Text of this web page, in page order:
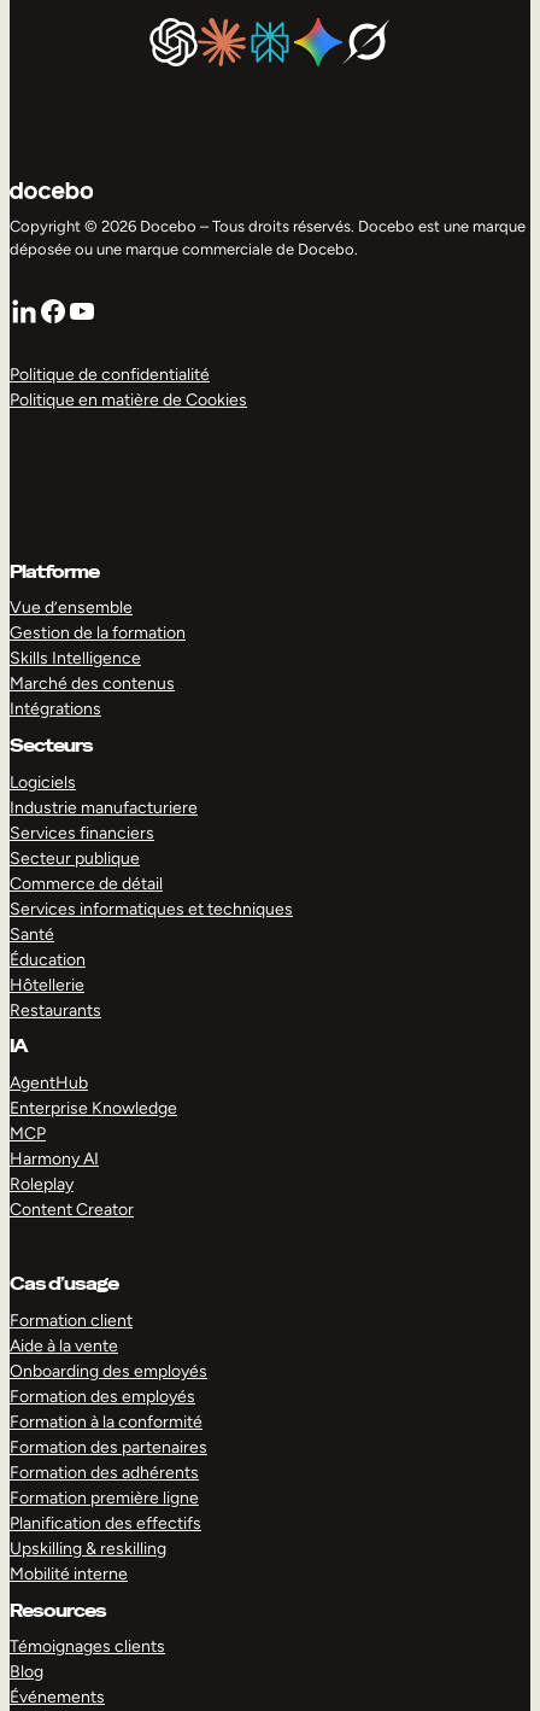
Copyright © 2026 Docebo – Tous droits réservés. Docebo est une marque
déposée ou une marque commerciale de Docebo.
LinkedIn
Facebook
YouTube
Politique de confidentialité
Politique en matière de Cookies
Platforme
Vue d’ensemble
Gestion de la formation
Skills Intelligence
Marché des contenus
Intégrations
Secteurs
Logiciels
Industrie manufacturiere
Services financiers
Secteur publique
Commerce de détail
Services informatiques et techniques
Santé
Éducation
Hôtellerie
Restaurants
IA
AgentHub
Enterprise Knowledge
MCP
Harmony AI
Roleplay
Content Creator
Cas d’usage
Formation client
Aide à la vente
Onboarding des employés
Formation des employés
Formation à la conformité
Formation des partenaires
Formation des adhérents
Formation première ligne
Planification des effectifs
Upskilling & reskilling
Mobilité interne
Resources
Témoignages clients
Blog
Événements